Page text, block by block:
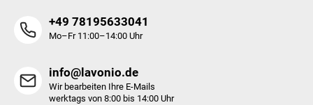
+49 78195633041
Mo–Fr 11:00–14:00 Uhr
info@lavonio.de
Wir bearbeiten Ihre E-Mails
werktags von 8:00 bis 14:00 Uhr